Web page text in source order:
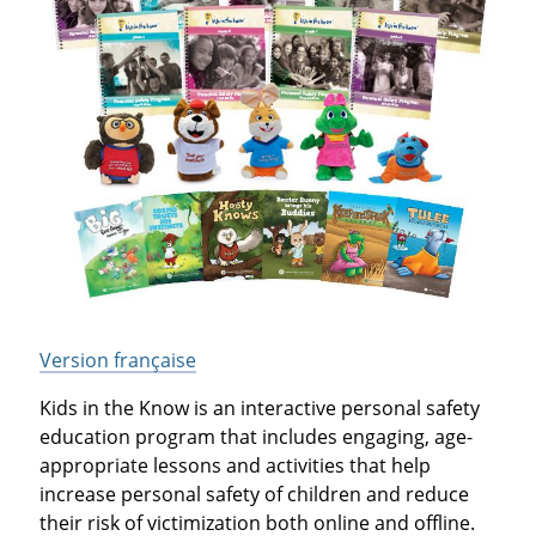
Version française
Kids in the Know is an interactive personal safety
education program that includes engaging, age-
appropriate lessons and activities that help
increase personal safety of children and reduce
their risk of victimization both online and offline.